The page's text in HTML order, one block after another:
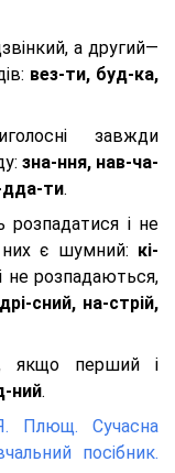
а другий—
вез-ти, буд-ка,
завжди
зна-ння, нав-ча-
дда-ти.
розпадатися і не
є шумний: кі-
не розпадаються,
сний, на-стрій,
якщо перший і
ний.
Плющ. Сучасна
посібник.